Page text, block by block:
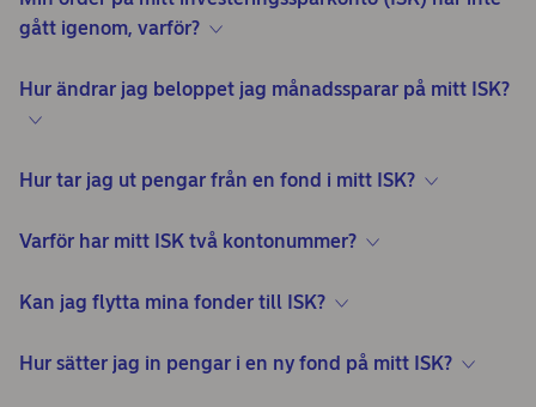
gått igenom, varför?
Hur ändrar jag beloppet jag månadssparar på mitt ISK?
Hur tar jag ut pengar från en fond i mitt ISK?
Varför har mitt ISK två kontonummer?
Kan jag flytta mina fonder till ISK?
Hur sätter jag in pengar i en ny fond på mitt ISK?